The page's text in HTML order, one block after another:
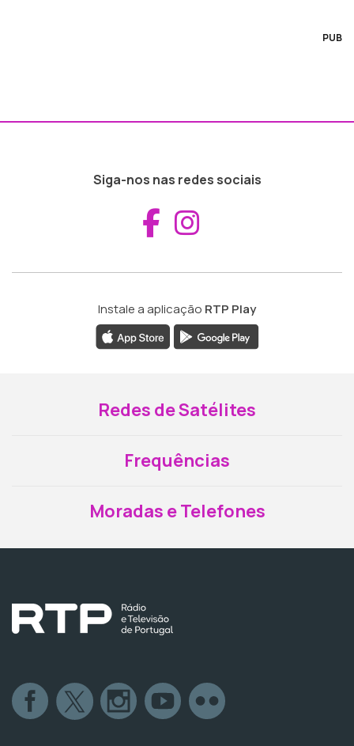
PUB
Siga-nos nas redes sociais
Aceder ao
Instale a aplicação RTP Play
Redes de Satélites
Frequências
Moradas e Telefones